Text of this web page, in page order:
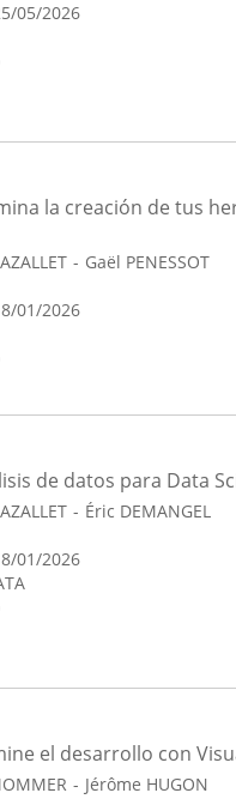
05/2026
la creación de tus
Gaël PENESSOT
01/2026
de datos para Data
Éric DEMANGEL
01/2026
el desarrollo con
Jérôme HUGON